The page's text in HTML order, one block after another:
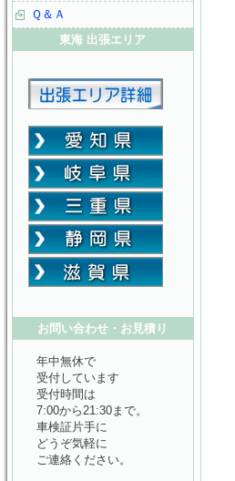
Ｑ＆Ａ
東海 出張エリア
お問い合わせ・お見積り
年中無休で
受付しています
受付時間は
7:00から21:30まで。
車検証片手に
どうぞ気軽に
ご連絡ください。